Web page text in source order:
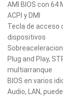
AMI BIOS con 64
ACPI y DMI
Tecla de acceso
dispositivos
Sobreaceleracion
Plug and Play,
multiarranque
BIOS en varios
Audio, LAN,